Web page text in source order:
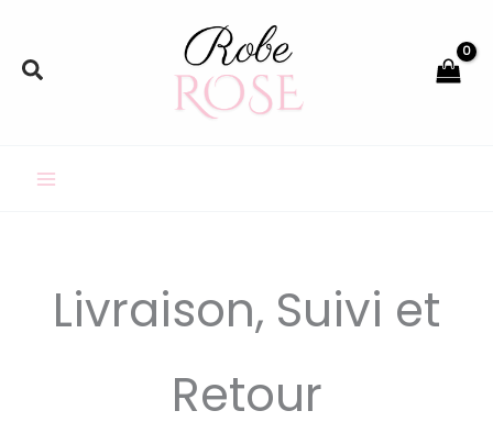
contenu
Rechercher
Livraison, Suivi et
Retour